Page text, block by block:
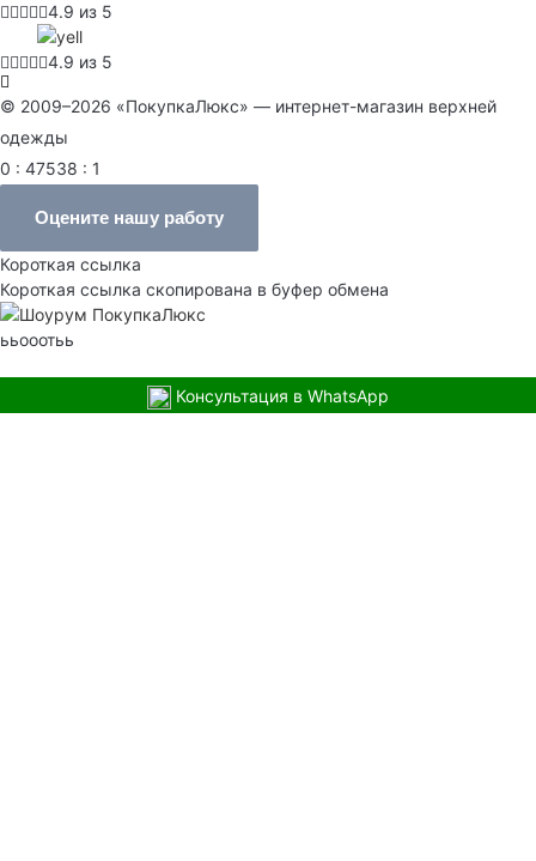
4.9 из 5
4.9 из 5
© 2009–2026 «ПокупкаЛюкс» — интернет-магазин верхней
одежды
0 : 47538 : 1
Оцените нашу работу
Короткая ссылка
Короткая ссылка скопирована в буфер обмена
ььооотьь
Консультация в WhatsApp